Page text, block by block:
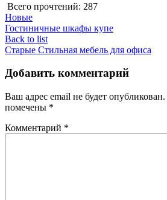
Всего прочтений: 287
Новые
Гостиничные шкафы купе
Back to list
Старые Стильная мебель для офиса
Добавить комментарий
Ваш адрес email не будет опубликован.
помечены *
Комментарий *